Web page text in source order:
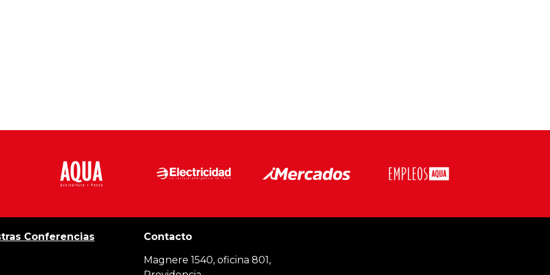
Conferencias Contacto
Magnere 1540, oficina 801,